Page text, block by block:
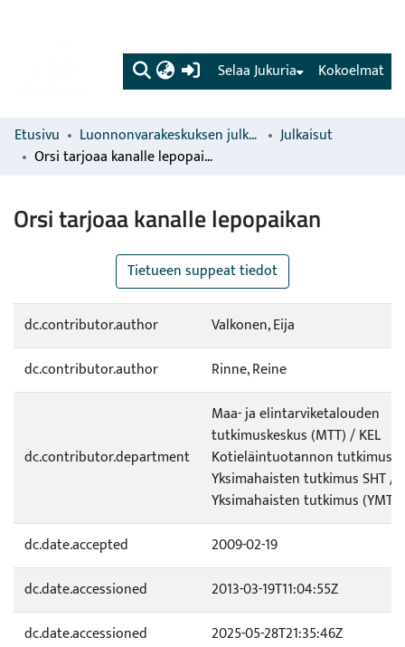
(current) Kokoelmat
Selaa Jukuria
Etusivu Luonnonvarakeskuksen julkaisut
Julkaisut
Orsi tarjoaa kanalle lepopaikan
Orsi tarjoaa kanalle lepopaikan
Tietueen suppeat tiedot
dc.contributor.author
Valkonen, Eija
dc.contributor.author
Rinne, Reine
dc.contributor.department
Maa- ja elintarviketalouden
tutkimuskeskus (MTT) / KEL
Kotieläintuotannon tutkimus /
Yksimahaisten tutkimus SHT /
Yksimahaisten tutkimus (YMT)
dc.date.accepted
2009-02-19
dc.date.accessioned
2013-03-19T11:04:55Z
dc.date.accessioned
2025-05-28T21:35:46Z